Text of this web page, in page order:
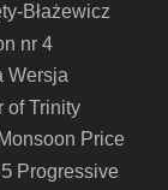
Błażewicz
nr 4
Wersja
of Trinity
Price
Progressive